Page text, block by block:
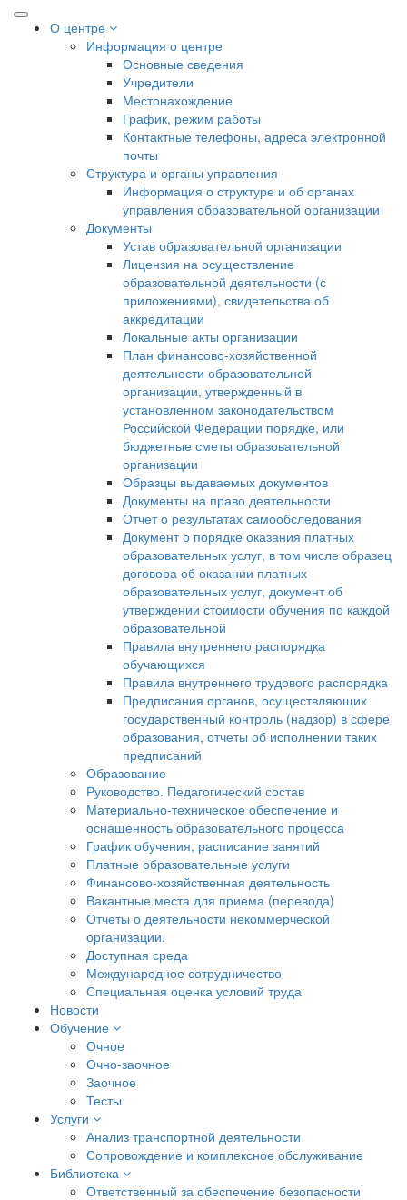
О центре
Информация о центре
Основные сведения
Учредители
Местонахождение
График, режим работы
Контактные телефоны, адреса электронной
почты
Структура и органы управления
Информация о структуре и об органах
управления образовательной организации
Документы
Устав образовательной организации
Лицензия на осуществление
образовательной деятельности (с
приложениями), свидетельства об
аккредитации
Локальные акты организации
План финансово-хозяйственной
деятельности образовательной
организации, утвержденный в
установленном законодательством
Российской Федерации порядке, или
бюджетные сметы образовательной
организации
Образцы выдаваемых документов
Документы на право деятельности
Отчет о результатах самообследования
Документ о порядке оказания платных
образовательных услуг, в том числе образец
договора об оказании платных
образовательных услуг, документ об
утверждении стоимости обучения по каждой
образовательной
Правила внутреннего распорядка
обучающихся
Правила внутреннего трудового распорядка
Предписания органов, осуществляющих
государственный контроль (надзор) в сфере
образования, отчеты об исполнении таких
предписаний
Образование
Руководство. Педагогический состав
Материально-техническое обеспечение и
оснащенность образовательного процесса
График обучения, расписание занятий
Платные образовательные услуги
Финансово-хозяйственная деятельность
Вакантные места для приема (перевода)
Отчеты о деятельности некоммерческой
организации.
Доступная среда
Международное сотрудничество
Специальная оценка условий труда
Новости
Обучение
Очное
Очно-заочное
Заочное
Тесты
Услуги
Анализ транспортной деятельности
Сопровождение и комплексное обслуживание
Библиотека
Ответственный за обеспечение безопасности